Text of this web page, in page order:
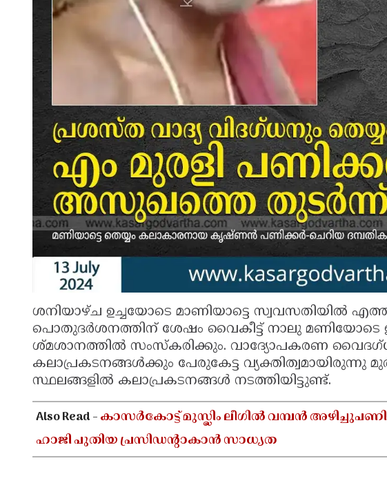
ശനിയാഴ്ച ഉച്ചയോടെ മാണിയാട്ടെ സ്വവസതിയിൽ
പൊതുദർശനത്തിന് ശേഷം വൈകീട്ട് നാലു മണിയോടെ
ശ്‌മശാനത്തിൽ സംസ്‌കരിക്കും. വാദ്യോപകരണ
കലാപ്രകടനങ്ങൾക്കും പേരുകേട്ട വ്യക്തിത്വമായിരുന്നു
സ്ഥലങ്ങളിൽ കലാപ്രകടനങ്ങൾ നടത്തിയിട്ടുണ്ട്.
Also Read -കാസർകോട്ട് മുസ്ലിം ലീഗിൽ വമ്പൻ
ഹാജി പുതിയ പ്രസിഡൻ്റാകാൻ സാധ്യത